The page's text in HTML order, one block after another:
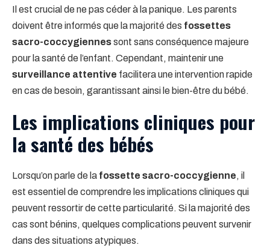
Il est crucial de ne pas céder à la panique. Les parents
doivent être informés que la majorité des fossettes
sacro-coccygiennessont sans conséquence majeure
pour la santé de l’enfant. Cependant, maintenir une
surveillance attentive facilitera une intervention rapide
en cas de besoin, garantissant ainsi le bien-être du bébé.
Les implications cliniques pour
la santé des bébés
Lorsqu’on parle de la fossette sacro-coccygienne, il
est essentiel de comprendre les implications cliniques qui
peuvent ressortir de cette particularité. Si la majorité des
cas sont bénins, quelques complications peuvent survenir
dans des situations atypiques.